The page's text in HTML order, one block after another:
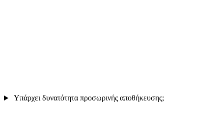
Υπάρχει δυνατότητα προσωρινής αποθήκευσης;